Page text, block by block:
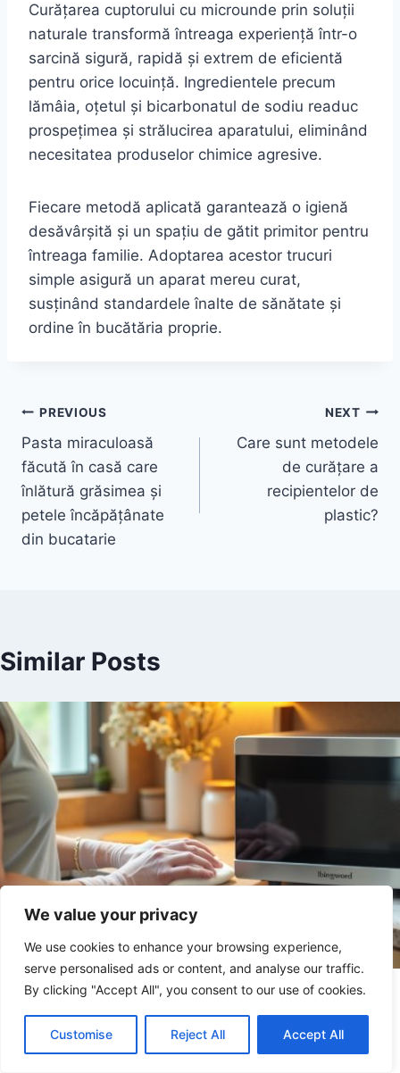
We value your privacy
We use cookies to enhance your browsing experience,
serve personalised ads or content, and analyse our traffic.
By clicking "Accept All", you consent to our use of cookies.
Customise Reject All Accept All
Curățarea cuptorului cu microunde prin soluții
naturale transformă întreaga experiență într-o
sarcină sigură, rapidă și extrem de eficientă
pentru orice locuință. Ingredientele precum
lămâia, oțetul și bicarbonatul de sodiu readuc
prospețimea și strălucirea aparatului, eliminând
necesitatea produselor chimice agresive.
Fiecare metodă aplicată garantează o igienă
desăvârșită și un spațiu de gătit primitor pentru
întreaga familie. Adoptarea acestor trucuri
simple asigură un aparat mereu curat,
susținând standardele înalte de sănătate și
ordine în bucătăria proprie.
Post
navigation
PREVIOUS
Pasta miraculoasă
făcută în casă care
înlătură grăsimea și
petele încăpățânate
din bucatarie
NEXT
Care sunt metodele
de curățare a
recipientelor de
plastic?
Similar Posts
Curăță rapid cuptorul cu microunde
folosind metoda simplă cu lămâie sau
oțet pentru rezultate impecabile fără